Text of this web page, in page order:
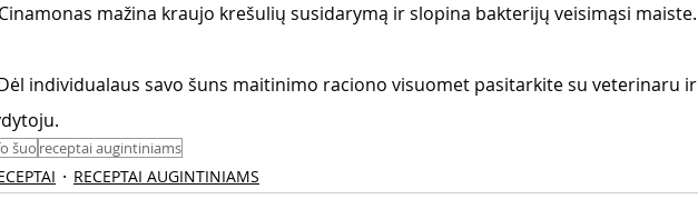
mažina kraujo krešulių susidarymą ir slopina bakterijų veisimąsi maiste.
individualaus savo šuns maitinimo raciono visuomet pasitarkite su veterinaru ir
šuo receptai augintiniams
RECEPTAI AUGINTINIAMS